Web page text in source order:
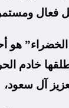
فعال
هو
خادم
آل سعود،